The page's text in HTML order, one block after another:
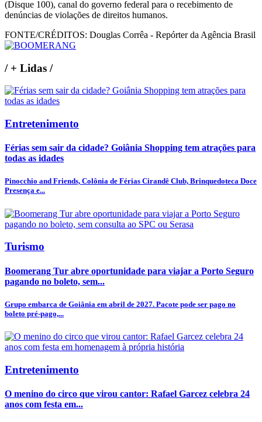
(Disque 100), canal do governo federal para o recebimento de
denúncias de violações de direitos humanos.
FONTE/CRÉDITOS: Douglas Corrêa - Repórter da Agência Brasil
/+ Lidas /
Entretenimento
Férias sem sair da cidade? Goiânia Shopping tem atrações para
todas as idades
Pinocchio and Friends, Colônia de Férias Cirandê Club, Brinquedoteca Doce
Presença e...
Turismo
Boomerang Tur abre oportunidade para viajar a Porto Seguro
pagando no boleto, sem...
Grupo embarca de Goiânia em abril de 2027. Pacote pode ser pago no
boleto pré-pago,...
Entretenimento
O menino do circo que virou cantor: Rafael Garcez celebra 24
anos com festa em...